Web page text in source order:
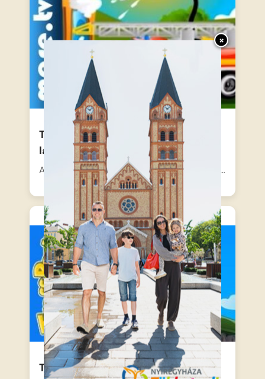
×
Traff Park – Adj utat a kék
lámpának!
A Traff Park vidám utain zajlik az élet, ahol a…
Traff Park – Dolly és a vonat